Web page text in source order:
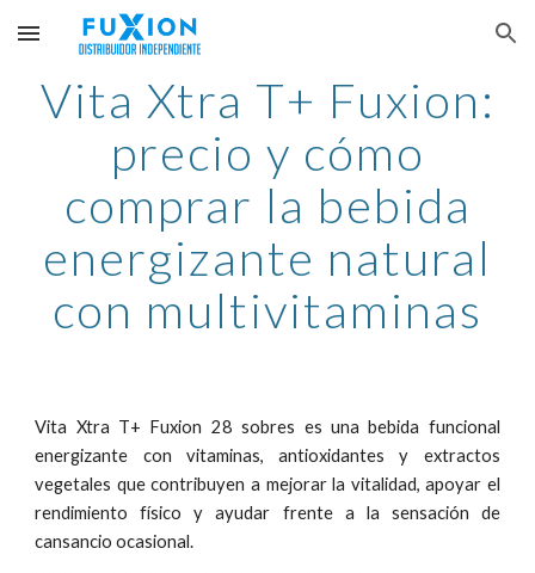
Skip to main content Skip to navigation
Vita Xtra T+ Fuxion:
precio y cómo
comprar la bebida
energizante natural
con multivitaminas
Vita Xtra T+ Fuxion 28 sobres es una bebida funcional
energizante con vitaminas, antioxidantes y extractos
vegetales que contribuyen a mejorar la vitalidad, apoyar el
rendimiento físico y ayudar frente a la sensación de
cansancio ocasional.